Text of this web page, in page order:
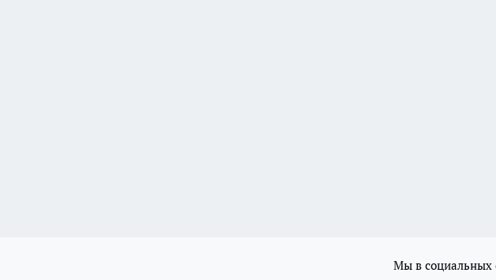
Мы в социальных